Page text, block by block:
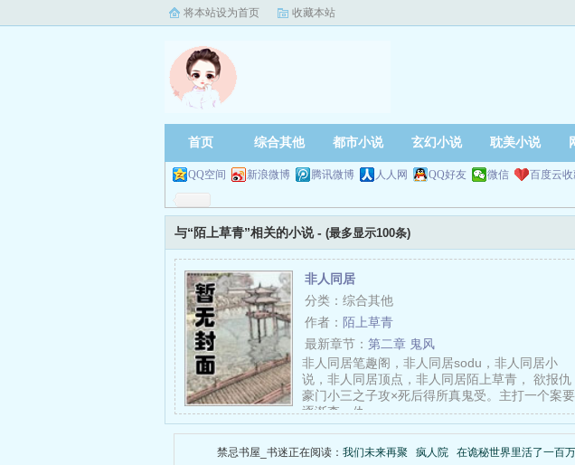
将本站设为首页 收藏本站
首页 综合其他 都市小说 玄幻小说 耽美小说
QQ空间 新浪微博 腾讯微博 人人网 QQ好友 微信 百度云
与“陌上草青”相关的小说 - (最多显示100条)
非人同居
分类：综合其他
作者： 陌上草青
最新章节： 第二章 鬼风
非人同居笔趣阁，非人同居sodu，非人同居小
说，非人同居顶点，非人同居陌上草青， 欲报仇
豪门小三之子攻×死后得所真鬼受。主打一个案要
逐渐查，仇……
禁忌书屋_书迷正在阅读： 我们未来再聚 疯人院
在诡秘世界里活了一百